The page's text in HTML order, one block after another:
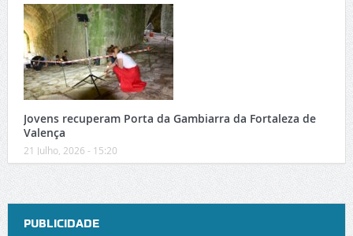
Jovens recuperam Porta da Gambiarra da Fortaleza de
Valença
21 Julho, 2026 - 15:20
PUBLICIDADE